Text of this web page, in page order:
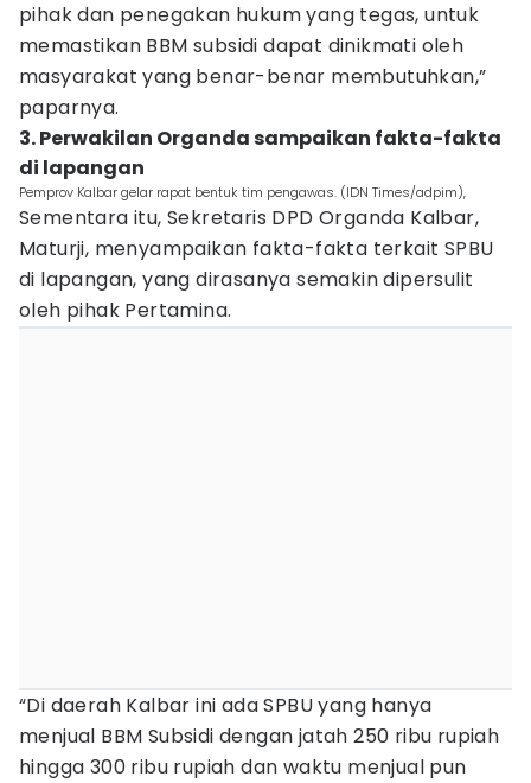
pihak dan penegakan hukum yang tegas, untuk
memastikan BBM subsidi dapat dinikmati oleh
masyarakat yang benar-benar membutuhkan,”
paparnya.
3. Perwakilan Organda sampaikan fakta-fakta
di lapangan
Pemprov Kalbar gelar rapat bentuk tim pengawas. (IDN Times/adpim),
Sementara itu, Sekretaris DPD Organda Kalbar,
Maturji, menyampaikan fakta-fakta terkait SPBU
di lapangan, yang dirasanya semakin dipersulit
oleh pihak Pertamina.
“Di daerah Kalbar ini ada SPBU yang hanya
menjual BBM Subsidi dengan jatah 250 ribu rupiah
hingga 300 ribu rupiah dan waktu menjual pun